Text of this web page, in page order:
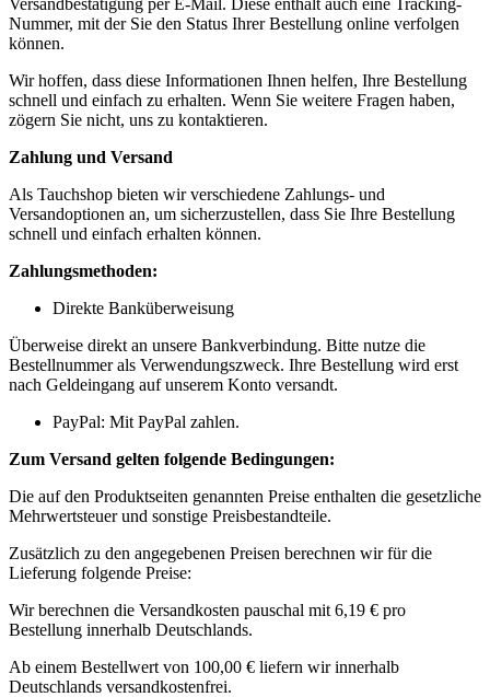
Nummer, mit der Sie den Status Ihrer Bestellung online verfolgen
können.
Wir hoffen, dass diese Informationen Ihnen helfen, Ihre Bestellung
schnell und einfach zu erhalten. Wenn Sie weitere Fragen haben,
zögern Sie nicht, uns zu kontaktieren.
Zahlung und Versand
Als Tauchshop bieten wir verschiedene Zahlungs- und
Versandoptionen an, um sicherzustellen, dass Sie Ihre Bestellung
schnell und einfach erhalten können.
Zahlungsmethoden:
Direkte Banküberweisung
Überweise direkt an unsere Bankverbindung. Bitte nutze die
Bestellnummer als Verwendungszweck. Ihre Bestellung wird erst
nach Geldeingang auf unserem Konto versandt.
PayPal: Mit PayPal zahlen.
Zum Versand gelten folgende Bedingungen:
Die auf den Produktseiten genannten Preise enthalten die gesetzliche
Mehrwertsteuer und sonstige Preisbestandteile.
Zusätzlich zu den angegebenen Preisen berechnen wir für die
Lieferung folgende Preise:
Wir berechnen die Versandkosten pauschal mit 6,19 € pro
Bestellung innerhalb Deutschlands.
Ab einem Bestellwert von 100,00 € liefern wir innerhalb
Deutschlands versandkostenfrei.